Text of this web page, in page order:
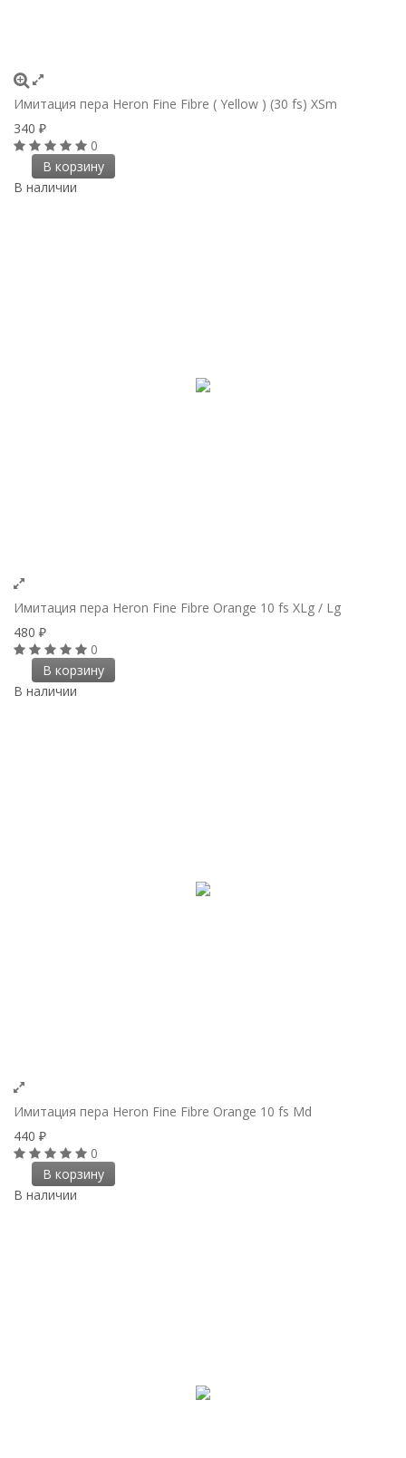
Имитация пера Heron Fine Fibre ( Yellow ) (30 fs) XSm
340 ₽
0
В корзину
В наличии
Имитация пера Heron Fine Fibre Orange 10 fs XLg / Lg
480 ₽
0
В корзину
В наличии
Имитация пера Heron Fine Fibre Orange 10 fs Md
440 ₽
0
В корзину
В наличии